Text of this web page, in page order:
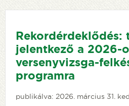
jelentkező a 2026-
versenyvizsga-
programra
publikálva: 2026. március 31.